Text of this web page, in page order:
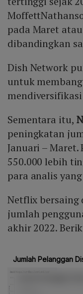
pada Maret
dibandingkan
Dish Network
untuk
Sementara itu,
peningkatan
Januari –
550.000 lebih
para analis
Netflix bersaing
jumlah
akhir 2022.